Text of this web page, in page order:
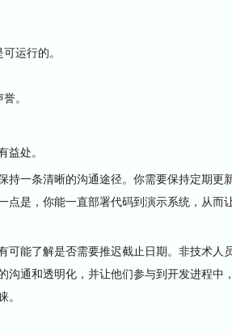
运行的。
。
处。
一条清晰的沟通途径。你需要保持定期更
是，你能一直部署代码到演示系统，从而
能了解是否需要推迟截止日期。非技术人
通和透明化，并让他们参与到开发进程中